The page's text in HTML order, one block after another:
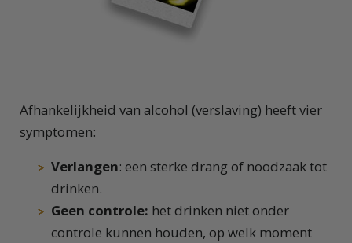
Afhankelijkheid van alcohol (verslaving) heeft vier
symptomen:
Verlangen: een sterke drang of noodzaak tot
drinken.
Geen controle: het drinken niet onder
controle kunnen houden, op welk moment